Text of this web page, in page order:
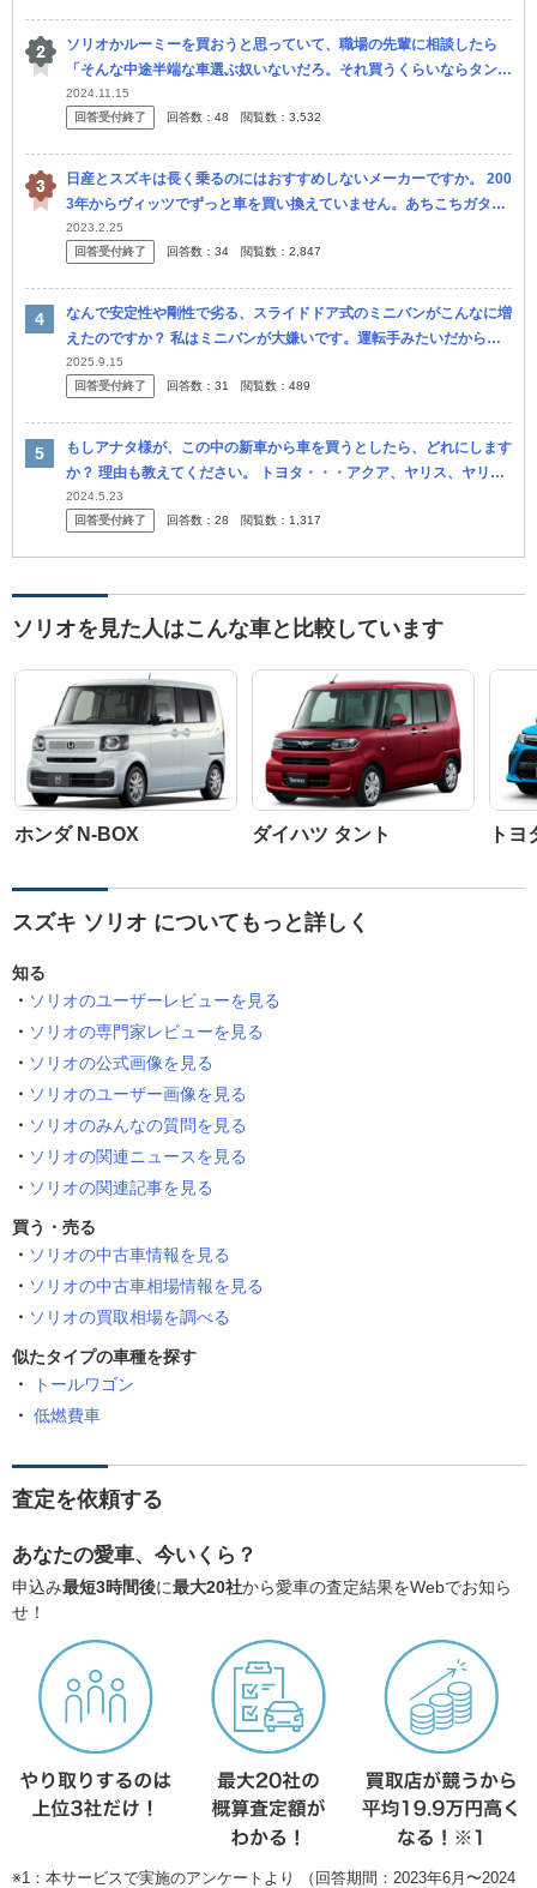
ソリオかルーミーを買おうと思っていて、職場の先輩に相談したら
「そんな中途半端な車選ぶ奴いないだろ。それ買うくらいならタント
やスペーシアを買えよ。使い勝手変わらないから。」と言われまし
た。 「軽自...
2024.11.15
回答受付終了
回答数： 48 閲覧数： 3,532
日産とスズキは長く乗るのにはおすすめしないメーカーですか。 200
3年からヴィッツでずっと車を買い換えていません。あちこちガタも
きているので、今のヴィッツを廃車にして、新車を買おうと思ってい
ます。 夫
2023.2.25
回答受付終了
回答数： 34 閲覧数： 2,847
なんで安定性や剛性で劣る、スライドドア式のミニバンがこんなに増
えたのですか？ 私はミニバンが大嫌いです。運転手みたいだからで
す。 乗って走りが楽しめません。 一人で大きなトヨタアルファード
を乗り...
2025.9.15
回答受付終了
回答数： 31 閲覧数： 489
もしアナタ様が、この中の新車から車を買うとしたら、どれにします
か？ 理由も教えてください。 トヨタ・・・アクア、ヤリス、ヤリス
クロス、ルーミー、パッソ、ライズ。 日産・・・・ノート、ノート
オ...
2024.5.23
回答受付終了
回答数： 28 閲覧数： 1,317
ソリオを見た人はこんな車と比較しています
ホンダ N-BOX ダイハツ タント ト
スズキ ソリオ についてもっと詳しく
知る
ソリオのユーザーレビューを見る
ソリオの専門家レビューを見る
ソリオの公式画像を見る
ソリオのユーザー画像を見る
ソリオのみんなの質問を見る
ソリオの関連ニュースを見る
ソリオの関連記事を見る
買う・売る
ソリオの中古車情報を見る
ソリオの中古車相場情報を見る
ソリオの買取相場を調べる
似たタイプの車種を探す
トールワゴン
低燃費車
査定を依頼する
あなたの愛車、今いくら？
申込み最短3時間後に最大20社から愛車の査定結果をWebでお知ら
せ！
※1：本サービスで実施のアンケートより （回答期間：2023年6月〜2024